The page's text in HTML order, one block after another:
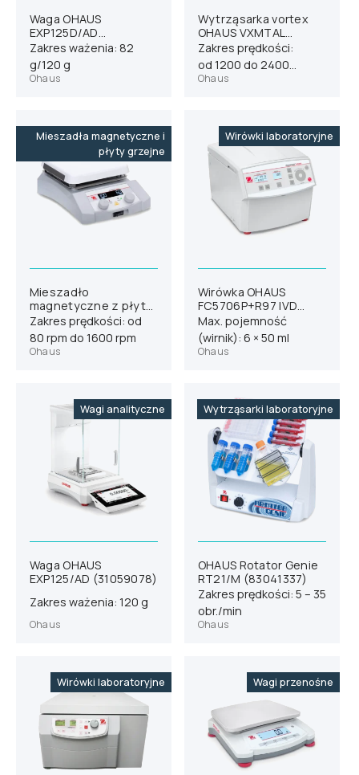
Waga OHAUS
EXP125D/AD
(31058907)
Zakres ważenia: 82
g/120 g
Ohaus
Wytrząsarka vortex
OHAUS VXMTAL
(30392166)
Zakres prędkości:
od 1200 do 2400
obr./min
Ohaus
Mieszadła magnetyczne i
płyty grzejne
Mieszadło
magnetyczne z płytą
grzejną OHAUS e-
G31HS07C
(30680279)
Zakres prędkości: od
80 rpm do 1600 rpm
Ohaus
Wirówki laboratoryjne
Wirówka OHAUS
FC5706P+R97 IVD
(31012114)
Max. pojemność
(wirnik): 6 × 50 ml
Ohaus
Wagi analityczne
Waga OHAUS
EXP125/AD (31059078)
Zakres ważenia: 120 g
Ohaus
Wytrząsarki laboratoryjne
OHAUS Rotator Genie
RT21/M (83041337)
Zakres prędkości: 5 – 35
obr./min
Ohaus
Wirówki laboratoryjne Wagi przenośne